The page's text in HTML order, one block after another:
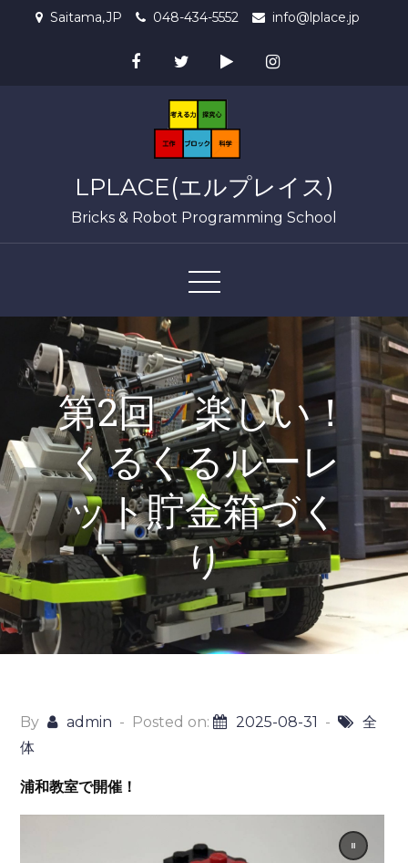
Saitama,JP 048-434-5552 info@lplace.jp
LPLACE(エルプレイス)
Bricks & Robot Programming School
第2回 楽しい！
くるくるルーレ
ット貯金箱づく
り
By admin Posted on: 2025-08-31
全
体
浦和教室で開催！